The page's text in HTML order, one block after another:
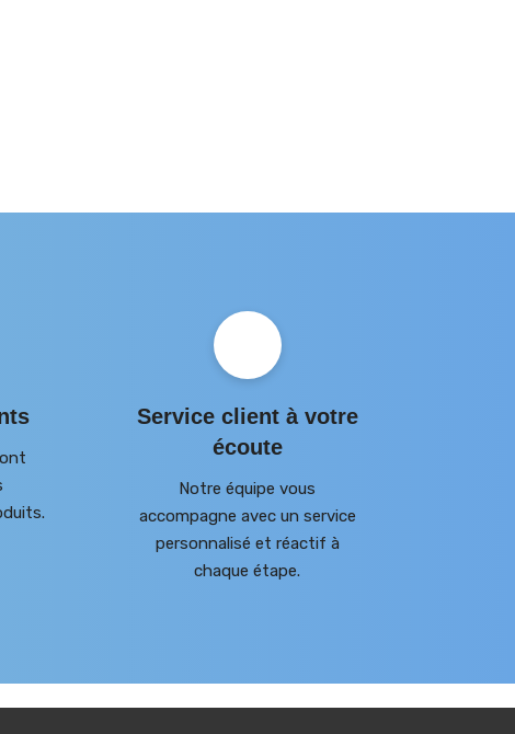
Service client à votre
écoute
Notre équipe vous
accompagne avec un service
personnalisé et réactif à
chaque étape.